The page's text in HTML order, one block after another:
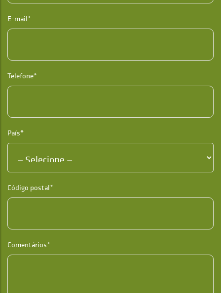
E-mail*
Telefone*
País*
Código postal*
Comentários*